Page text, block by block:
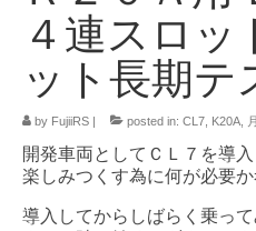
４連スロッ
ット長期テ
by FujiiRS posted in: CL7 K20A
開発車両としてＣＬ７を導
楽しみつくす為に何が必要か
導入してからしばらく乗っ